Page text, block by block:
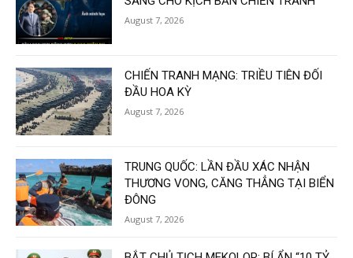
August 7, 2026
CHIẾN TRANH MẠNG: TRIỀU TIÊN ĐỐI
ĐẦU HOA KỲ
August 7, 2026
TRUNG QUỐC: LẦN ĐẦU XÁC NHẬN
THƯƠNG VONG, CĂNG THẲNG TẠI BIỂN
ĐÔNG
August 7, 2026